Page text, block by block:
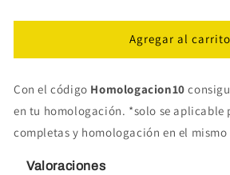
Agregar al carrito
Con el código Homologacion10
en tu homologación. *solo se aplicable
completas y homologación en el mismo
Valoraciones